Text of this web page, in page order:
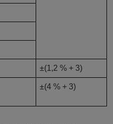
±(1,2 % + 3)
±(4 % + 3)